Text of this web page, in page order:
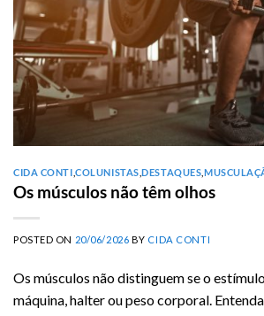
CIDA CONTI ,COLUNISTAS ,DESTAQUES
Os músculos não têm olhos
POSTED ON 20/06/2026 BY CIDA CONTI
Os músculos não distinguem se o
máquina, halter ou peso corporal.